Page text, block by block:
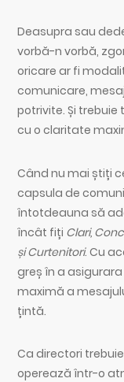
Deasupra sau
vorbă-n vorbă,
oricare ar fi
comunicare,
potrivite. Și
cu o claritate
Când nu mai știți
capsula de
întotdeauna să
încât fiți Clari,
și Curtenitori. Cu
greș în a
maximă a
țintă.
Ca directori
operează într-o